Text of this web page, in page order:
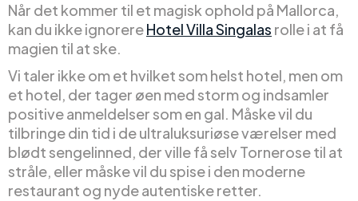
Når det kommer til et magisk ophold på Mallorca,
kan du ikke ignorereHotel Villa Singalas rolle i at få
magien til at ske.
Vi taler ikke om et hvilket som helst hotel, men om
et hotel, der tager øen med storm og indsamler
positive anmeldelser som en gal. Måske vil du
tilbringe din tid i de ultraluksuriøse værelser med
blødt sengelinned, der ville få selv Tornerose til at
stråle, eller måske vil du spise i den moderne
restaurant og nyde autentiske retter.